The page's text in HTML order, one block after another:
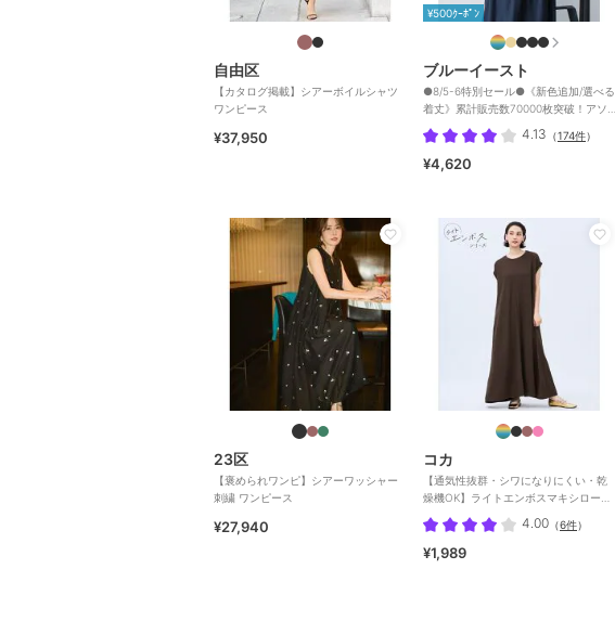
自由区
【カタログ掲載】シアーボイルシャツ
ワンピース
¥37,950
¥500ｸｰﾎﾟﾝ
ブルーイースト
●8/5-6特別セール●《新色追加/選べる
着丈》累計販売数70000枚突破！アソ
ート柄ワンピース
4.13 （174件）
¥4,620
23区
【褒められワンピ】シアーワッシャー
刺繍 ワンピース
¥27,940
コカ
【通気性抜群・シワになりにくい・乾
燥機OK】ライトエンボスマキシロール
アップワンピース 全3色4.00 （6件）
¥1,989